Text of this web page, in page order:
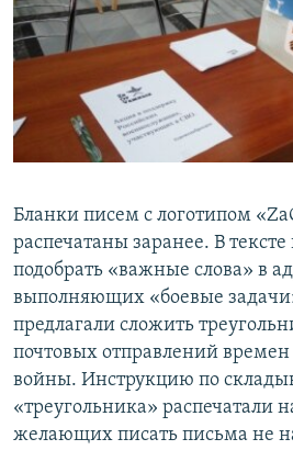
Бланки писем с логотипом
распечатаны заранее. В
подобрать «важные слова» в
выполняющих «боевые
предлагали сложить
почтовых отправлений
войны. Инструкцию по
«треугольника» распечатали
желающих писать письма не